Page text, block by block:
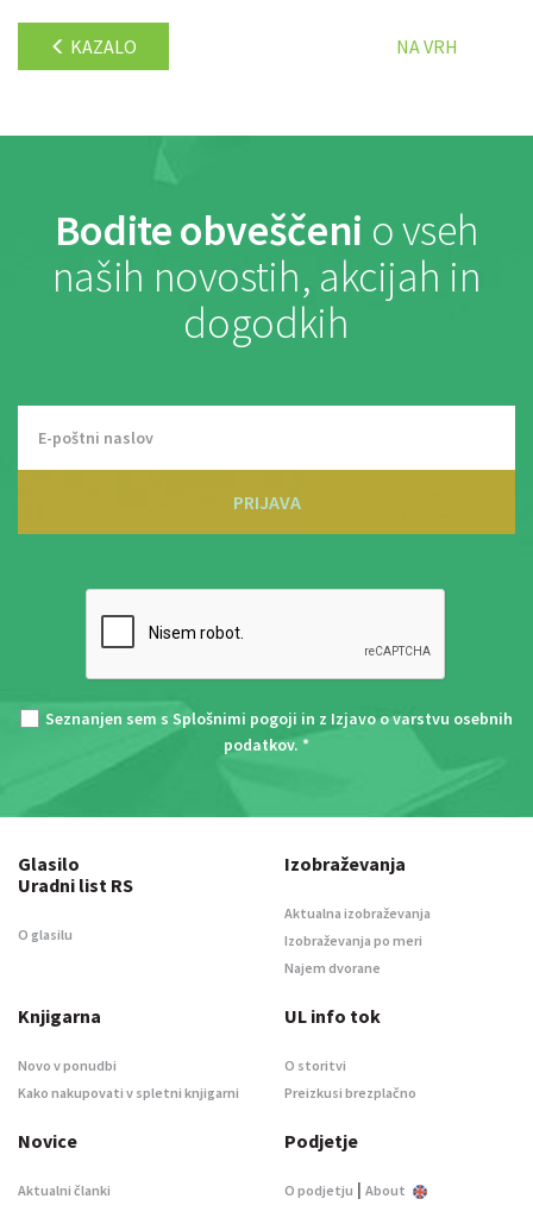
KAZALO NA VRH
Bodite obveščeni o vseh
naših novostih, akcijah in
dogodkih
PRIJAVA
Seznanjen sem s Splošnimi pogoji in z Izjavo o varstvu osebnih
podatkov. *
Glasilo
Uradni list RS
O glasilu
Izobraževanja
Aktualna izobraževanja
Izobraževanja po meri
Najem dvorane
Knjigarna
Novo v ponudbi
Kako nakupovati v spletni knjigarni
UL info tok
O storitvi
Preizkusi brezplačno
Novice
Aktualni članki
Podjetje
O podjetju | About